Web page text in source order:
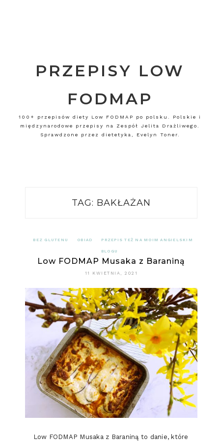
PRZEPISY LOW
FODMAP
100+ przepisów diety Low FODMAP po polsku. Polskie i
międzynarodowe przepisy na Zespół Jelita Drażliwego.
Sprawdzone przez dietetyka, Evelyn Toner.
TAG: BAKŁAŻAN
BEZ GLUTENU OBIAD PRZEPIS TEŻ NA MOIM ANGIELSKIM
BLOGU
Low FODMAP Musaka z Baraniną
11 KWIETNIA, 2021
Low FODMAP Musaka z Baraniną to danie, które